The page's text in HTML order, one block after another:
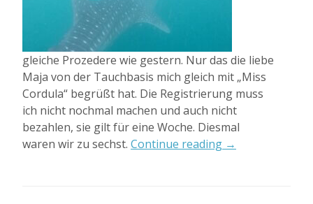
!!!“
gleiche Prozedere wie gestern. Nur das die liebe
Maja von der Tauchbasis mich gleich mit „Miss
Cordula“ begrüßt hat. Die Registrierung muss
ich nicht nochmal machen und auch nicht
bezahlen, sie gilt für eine Woche. Diesmal
waren wir zu sechst. Continue reading „Zweite
→